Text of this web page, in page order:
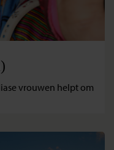
vrouwen helpt om